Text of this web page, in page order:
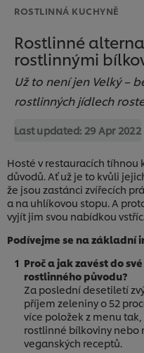
ROSTLINNÁ KUCHYNĚ
Rostlinné
rostlinnými
Už to není jen Velký –
rostlinných jídlech
Last updated: 29 Apr 2022
Hosté v restauracích tíhnou
důvodů. Ať už je to kvůli
že jsou zastánci zvířecích
a na uhlíkovou stopu. A
vyjít jim svou nabídkou
Podívejme se na základní
Proč a jak zavést do
rostlinného původu?
Za poslední desetiletí
příjem zeleniny o 52
více položek z menu
rostlinné bílkoviny nebo
veganských receptů.